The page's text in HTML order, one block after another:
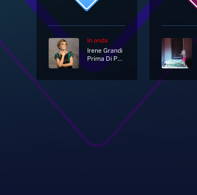
In onda
Irene Grandi
Prima Di Partire Per Un Lungo Viaggio